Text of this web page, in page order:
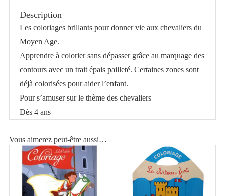
chevaliers
Description
Les coloriages brillants pour donner vie aux chevaliers du
Moyen Age.
Apprendre à colorier sans dépasser grâce au marquage des
contours avec un trait épais pailleté. Certaines zones sont
déjà colorisées pour aider l’enfant.
Pour s’amuser sur le thème des chevaliers
Dès 4 ans
Vous aimerez peut-être aussi…